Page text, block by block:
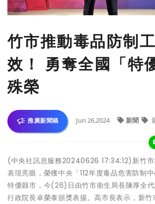
竹市推動毒品防制
效！ 勇奪全國「特
殊榮
推廣新聞稿 Jun 26,2024 新聞
(中央社訊息服務20240626 17:34:12)新竹市
表現亮眼，榮獲中央「112年度毒品危害防制
特優縣市，今(26)日由竹市衛生局長陳厚全
行政院長卓榮泰頒獎表揚。高市長表示，新竹